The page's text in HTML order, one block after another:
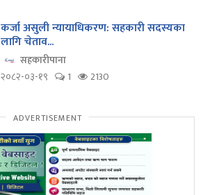
कर्जा असुली न्यायाधिकरण: सहकारी सदस्यका
लागि चेताव...
सहकारीपाना
२०८२-०३-१९
1 2130
ADVERTISEMENT